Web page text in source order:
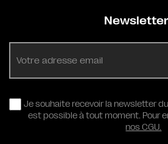
Newsletter
RGPD
Je souhaite recevoir la newsletter
est possible à tout moment. Pour
nos CGU.